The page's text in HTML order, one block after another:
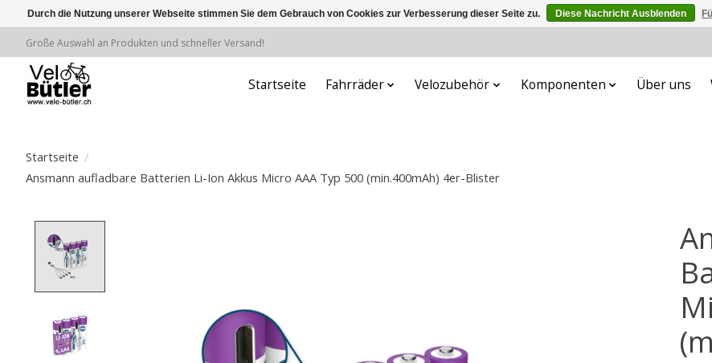
Große Auswahl an Produkten und schneller Versand!
Startseite Fahrräder Velozubehör Komponenten Über uns
Startseite /
Ansmann aufladbare Batterien Li-Ion Akkus Micro AAA Typ 500 (min.400mAh) 4er-Blister
Durch die Nutzung unserer Webseite stimmen Sie dem Gebrauch von Cookies zur Verbesserung dieser Seite zu. Diese Nachricht Ausblenden